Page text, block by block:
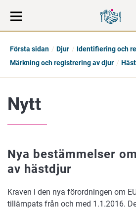
direkt
till
på
hela
Första sidan Djur
Identifiering och
Märkning och registrering av djur
Nytt
Nya bestämmelser
av hästdjur
Kraven i den nya förordningen om
tillämpats från och med 1.1.2016.